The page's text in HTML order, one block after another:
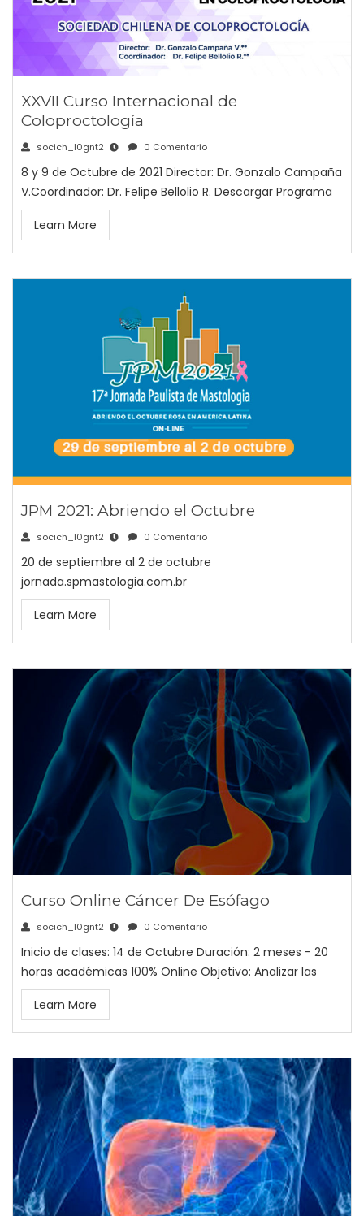
XXVII Curso Internacional de
Coloproctología
socich_l0gnt2 0 Comentario
8 y 9 de Octubre de 2021 Director: Dr. Gonzalo Campaña
V.Coordinador: Dr. Felipe Bellolio R. Descargar Programa
Learn More
JPM 2021: Abriendo el Octubre
socich_l0gnt2 0 Comentario
20 de septiembre al 2 de octubre
jornada.spmastologia.com.br
Learn More
Curso Online Cáncer De Esófago
socich_l0gnt2 0 Comentario
Inicio de clases: 14 de Octubre Duración: 2 meses - 20
horas académicas 100% Online Objetivo: Analizar las
Learn More